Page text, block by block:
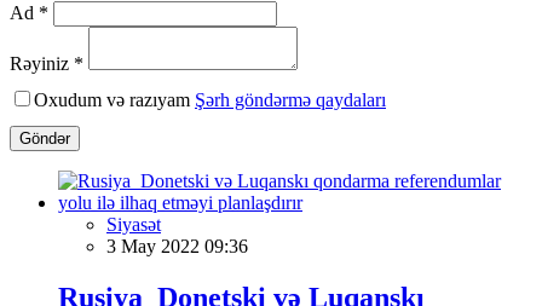
Ad *
Rəyiniz *
Oxudum və razıyam Şərh göndərmə qaydaları
Göndər
Siyasət
3 May 2022 09:36
Rusiya Donetski və Luqanskı